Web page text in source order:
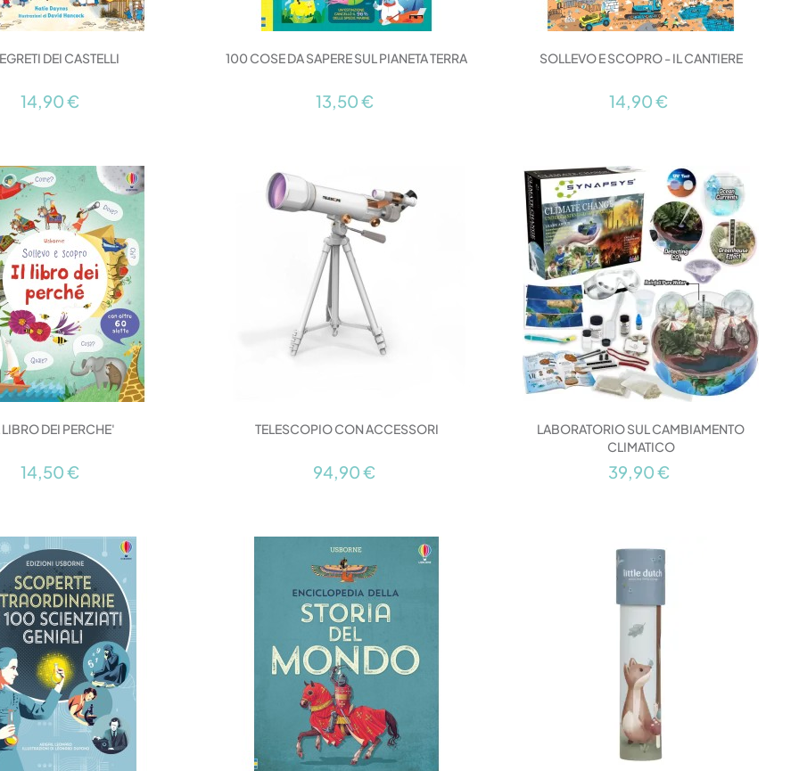
DEI CASTELLI
14,90 €
100 COSE DA SAPERE SUL PIANETA TERRA
13,50 €
SOLLEVO E SCOPRO - IL CANTIERE
14,90 €
LIBRO DEI PERCHE'
14,50 €
TELESCOPIO CON ACCESSORI
94,90 €
LABORATORIO SUL CAMBIAMENTO
CLIMATICO
39,90 €